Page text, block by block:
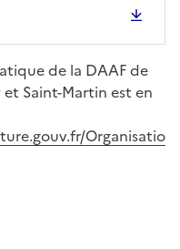
de la DAAF de
Saint-Martin est en
Organisatio